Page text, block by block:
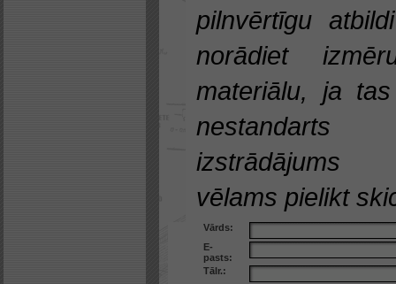
pilnvērtīgu
norādiet
materiālu, ja
nestandarts
vēlams pielikt
Vārds:
E-
pasts:
Tālr.: